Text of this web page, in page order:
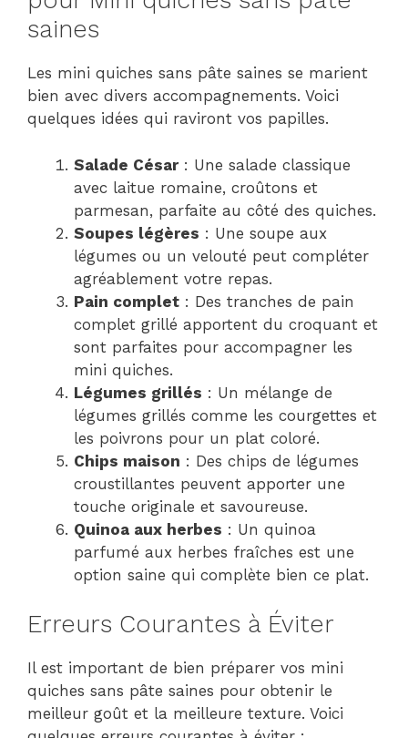
saines
Les mini quiches sans pâte saines se marient
bien avec divers accompagnements. Voici
quelques idées qui raviront vos papilles.
Salade César: Une salade classique
avec laitue romaine, croûtons et
parmesan, parfaite au côté des quiches.
Soupes légères : Une soupe aux
légumes ou un velouté peut compléter
agréablement votre repas.
Pain complet : Des tranches de pain
complet grillé apportent du croquant et
sont parfaites pour accompagner les
mini quiches.
Légumes grillés : Un mélange de
légumes grillés comme les courgettes et
les poivrons pour un plat coloré.
Chips maison : Des chips de légumes
croustillantes peuvent apporter une
touche originale et savoureuse.
Quinoa aux herbes : Un quinoa
parfumé aux herbes fraîches est une
option saine qui complète bien ce plat.
Erreurs Courantes à Éviter
Il est important de bien préparer vos mini
quiches sans pâte saines pour obtenir le
meilleur goût et la meilleure texture. Voici